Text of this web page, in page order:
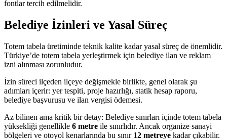
fontlar tercih edilmelidir.
Belediye İzinleri ve Yasal Süreç
Totem tabela üretiminde teknik kalite kadar yasal süreç de önemlidir.
Türkiye’de totem tabela yerleştirmek için belediye ilan ve reklam
izni alınması zorunludur.
İzin süreci ilçeden ilçeye değişmekle birlikte, genel olarak şu
adımları içerir: yer tespiti, proje hazırlığı, statik hesap raporu,
belediye başvurusu ve ilan vergisi ödemesi.
Az bilinen ama kritik bir detay: Belediye sınırları içinde totem tabela
yüksekliği genellikle 6 metre ile sınırlıdır. Ancak organize sanayi
bölgeleri ve otoyol kenarlarında bu sınır 12 metreye kadar çıkabilir.